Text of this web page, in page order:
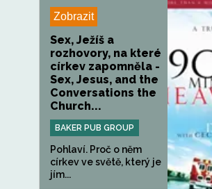
Zobrazit
Sex, Ježíš a
rozhovory, na které
církev zapomněla -
Sex, Jesus, and the
Conversations the
Church...
BAKER PUB GROUP
Pohlaví. Proč o něm
církev ve světě, který je
jím...